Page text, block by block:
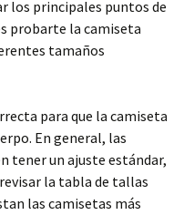
los principales puntos de
probarte la camiseta
tamaños
para que la camiseta
En general, las
tener un ajuste estándar,
la tabla de tallas
las camisetas más